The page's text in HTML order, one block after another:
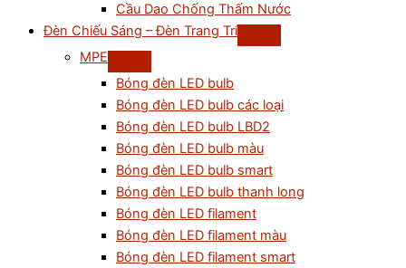
Cầu Dao Chống Thấm Nước
Đèn Chiếu Sáng – Đèn Trang Trí
MPE
Bóng đèn LED bulb
Bóng đèn LED bulb các loại
Bóng đèn LED bulb LBD2
Bóng đèn LED bulb màu
Bóng đèn LED bulb smart
Bóng đèn LED bulb thanh long
Bóng đèn LED filament
Bóng đèn LED filament màu
Bóng đèn LED filament smart